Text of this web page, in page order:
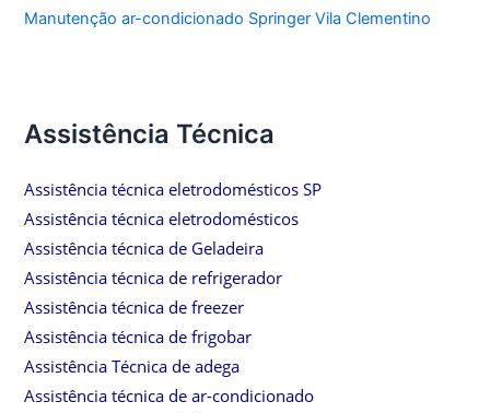
Manutenção ar-condicionado Springer Vila Clementino
Assistência Técnica
Assistência técnica eletrodomésticos SP
Assistência técnica eletrodomésticos
Assistência técnica de Geladeira
Assistência técnica de refrigerador
Assistência técnica de freezer
Assistência técnica de frigobar
Assistência Técnica de adega
Assistência técnica de ar-condicionado